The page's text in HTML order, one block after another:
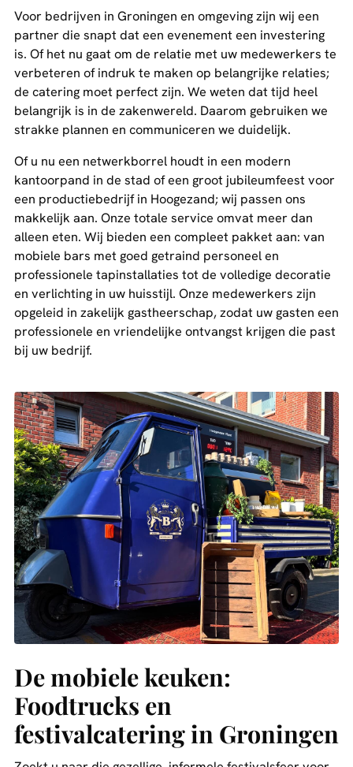
Voor bedrijven in Groningen en omgeving zijn wij een
partner die snapt dat een evenement een investering
is. Of het nu gaat om de relatie met uw medewerkers te
verbeteren of indruk te maken op belangrijke relaties;
de catering moet perfect zijn. We weten dat tijd heel
belangrijk is in de zakenwereld. Daarom gebruiken we
strakke plannen en communiceren we duidelijk.
Of u nu een netwerkborrel houdt in een modern
kantoorpand in de stad of een groot jubileumfeest voor
een productiebedrijf in Hoogezand; wij passen ons
makkelijk aan. Onze totale service omvat meer dan
alleen eten. Wij bieden een compleet pakket aan: van
mobiele bars met goed getraind personeel en
professionele tapinstallaties tot de volledige decoratie
en verlichting in uw huisstijl. Onze medewerkers zijn
opgeleid in zakelijk gastheerschap, zodat uw gasten een
professionele en vriendelijke ontvangst krijgen die past
bij uw bedrijf.
De mobiele keuken:
Foodtrucks en
festivalcatering in Groningen